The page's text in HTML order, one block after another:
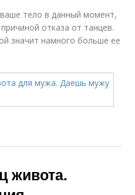
тело в данный момент,
отказа от танцев.
значит намного больше ее
живота.